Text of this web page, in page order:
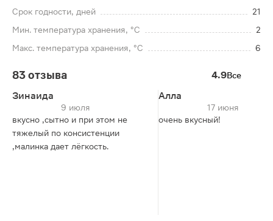
Срок годности, дней
21
Мин. температура хранения, °C
2
Макс. температура хранения, °C
6
83 отзыва 4.9Все
Зинаида
9 июля
вкусно ,сытно и при этом не
тяжелый по консистенции
,малинка дает лёгкость.
Алла
17 июня
очень вкусный!